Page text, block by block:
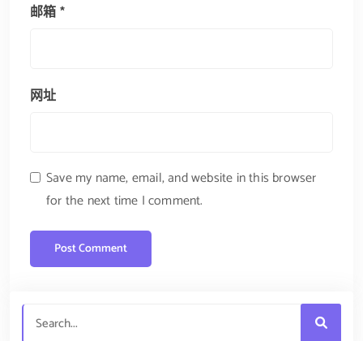
邮箱*
网址
Save my name, email, and website in this browser
for the next time I comment.